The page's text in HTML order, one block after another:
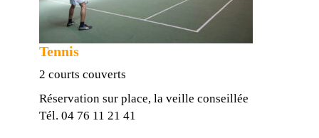
Tennis
2 courts couverts
Réservation sur place, la veille conseillée
Tél. 04 76 11 21 41